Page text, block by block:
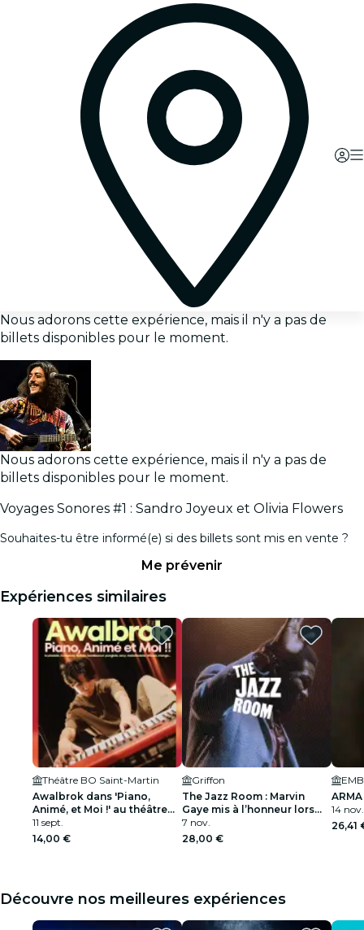
Nous adorons cette expérience, mais il n'y a pas de
billets disponibles pour le moment.
Nous adorons cette expérience, mais il n'y a pas de
billets disponibles pour le moment.
Voyages Sonores #1 : Sandro Joyeux et Olivia Flowers
Souhaites-tu être informé(e) si des billets sont mis en vente ?
Me prévenir
Expériences similaires
Théâtre BO Saint-Martin
Awalbrok dans 'Piano,
Animé, et Moi !' au théâtre
BO Saint-Martin
11 sept.
14,00 €
Griffon
The Jazz Room : Marvin
Gaye mis à l’honneur lors
d’une soirée soul
7 nov.
28,00 €
14 nov.
26,41
Découvre nos meilleures expériences